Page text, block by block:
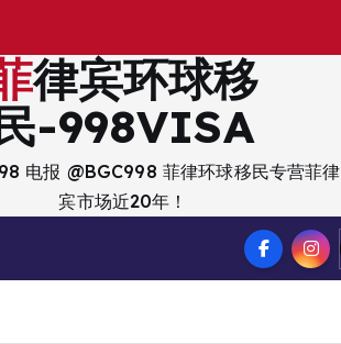
球移
-998VISA
电报 @BGC998 菲律环球移民专营菲律
宾市场近20年！